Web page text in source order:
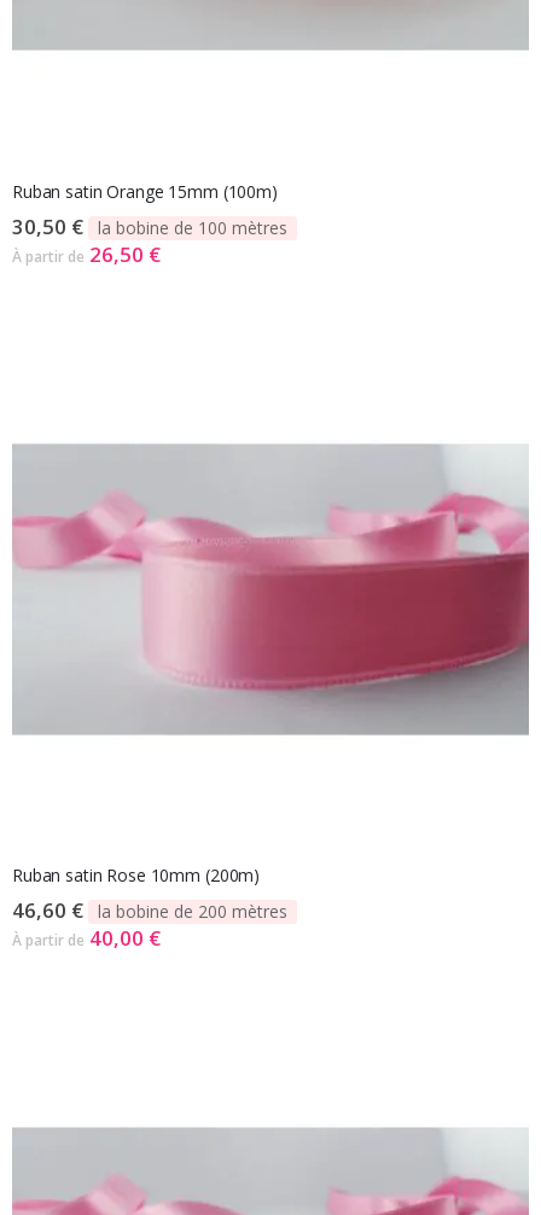
Ruban satin Orange 15mm (100m)
30,50 € la bobine de 100 mètres
À partir de 26,50 €
Ruban satin Rose 10mm (200m)
46,60 € la bobine de 200 mètres
À partir de 40,00 €